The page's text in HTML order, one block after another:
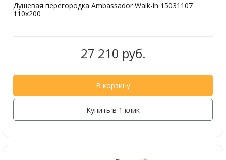
Душевая перегородка Ambassador Waik-in 15031107
110x200
27 210 руб.
В корзину
Купить в 1 клик